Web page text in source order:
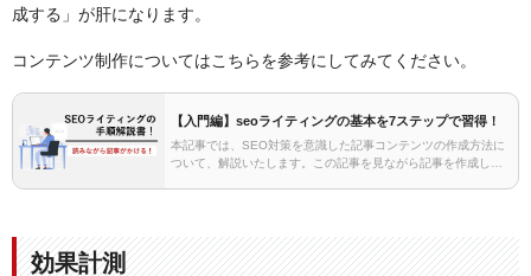
成する」が肝になります。
コンテンツ制作についてはこちらを参考にしてみてください。
【入門編】seoライティングの基本を7ステップで習得！
本記事では、SEO対策を意識した記事コンテンツの作成方法に
ついて、解説いたします。この記事を見ながら記事を作成して
効果計測